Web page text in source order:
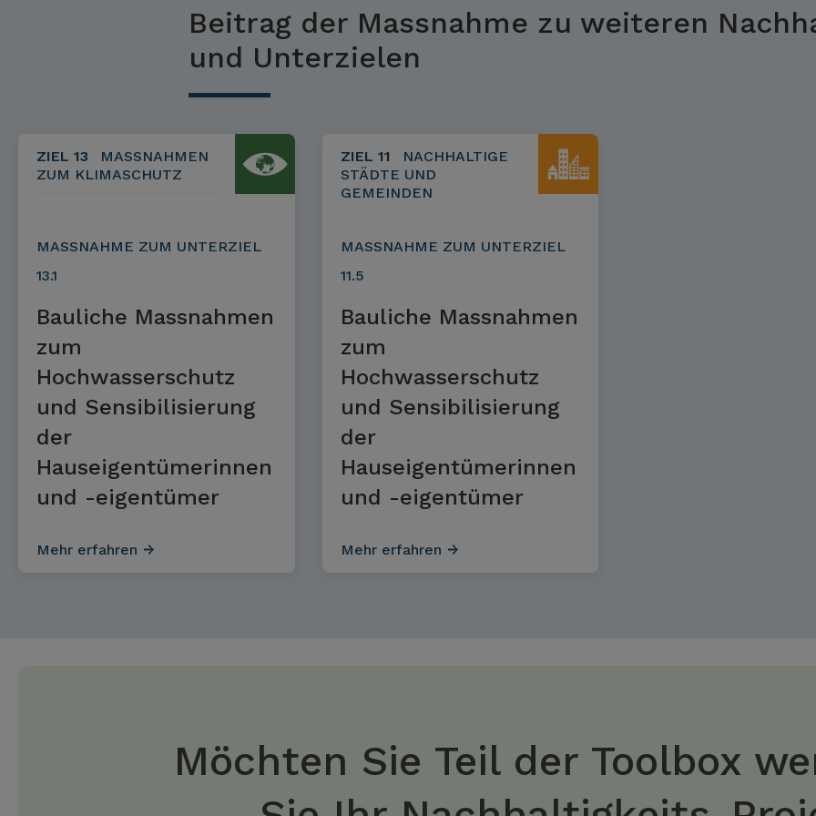
Beitrag der Massnahme zu weiteren
und Unterzielen
ZIEL 13
MASSNAHMEN
ZUM KLIMASCHUTZ
MASSNAHME ZUM UNTERZIEL
13.1
Bauliche Massnahmen
zum
Hochwasserschutz
und Sensibilisierung
der
Hauseigentümerinnen
und -eigentümer
Mehr erfahren
ZIEL 11
NACHHALTIGE
STÄDTE UND
GEMEINDEN
MASSNAHME ZUM UNTERZIEL
11.5
Bauliche Massnahmen
zum
Hochwasserschutz
und Sensibilisierung
der
Hauseigentümerinnen
und -eigentümer
Mehr erfahren
Möchten Sie Teil der Toolbox